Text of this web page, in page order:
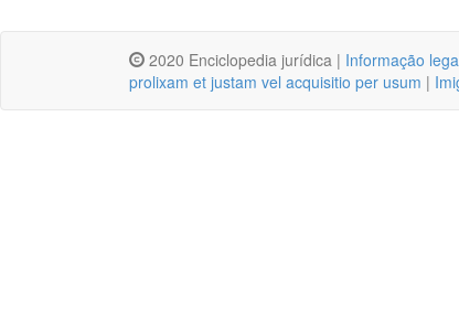
2020 Enciclopedia jurídica | Informação
prolixam et justam vel acquisitio per usum |